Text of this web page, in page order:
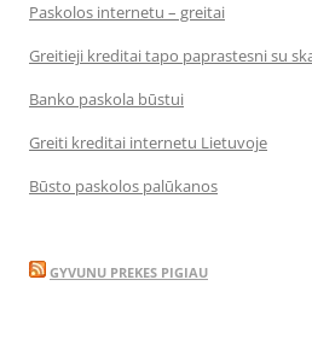
Paskolos internetu – greitai
Greitieji kreditai tapo paprastesni su
Banko paskola būstui
Greiti kreditai internetu Lietuvoje
Būsto paskolos palūkanos
GYVUNU PREKES PIGIAU